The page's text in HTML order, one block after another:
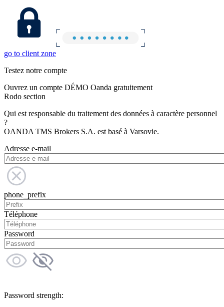
go to client zone
Testez notre compte
Ouvrez un compte DÉMO Oanda gratuitement
Rodo section
Qui est responsable du traitement des données à caractère personnel
?
OANDA TMS Brokers S.A. est basé à Varsovie.
Adresse e-mail
phone_prefix
Téléphone
Password
Password strength: